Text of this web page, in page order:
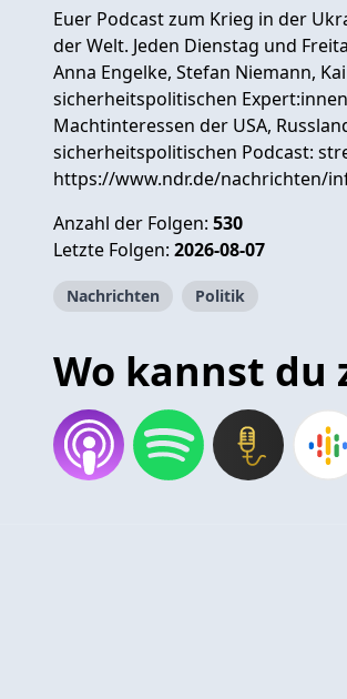
Euer Podcast zum Krieg in der
der Welt. Jeden Dienstag und
Anna Engelke, Stefan Niemann,
sicherheitspolitischen
Machtinteressen der USA,
sicherheitspolitischen Podcast:
https://www.ndr.de/nachrichten/
Anzahl der Folgen: 530
Letzte Folgen: 2026-08-07
Nachrichten Politik
Wo kannst du